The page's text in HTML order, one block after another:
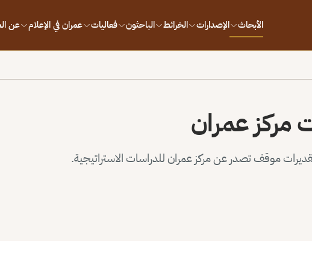
الأبحاث الإصدارات الخرائط الباحثون فعاليات عمران في الإعلام عن
مركز عمران
موقف تصدر عن مركز عمران للدراسات الاستراتيجية.